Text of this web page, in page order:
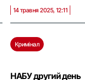
14 травня 2025, 12:11
Кримінал
НАБУ другий день